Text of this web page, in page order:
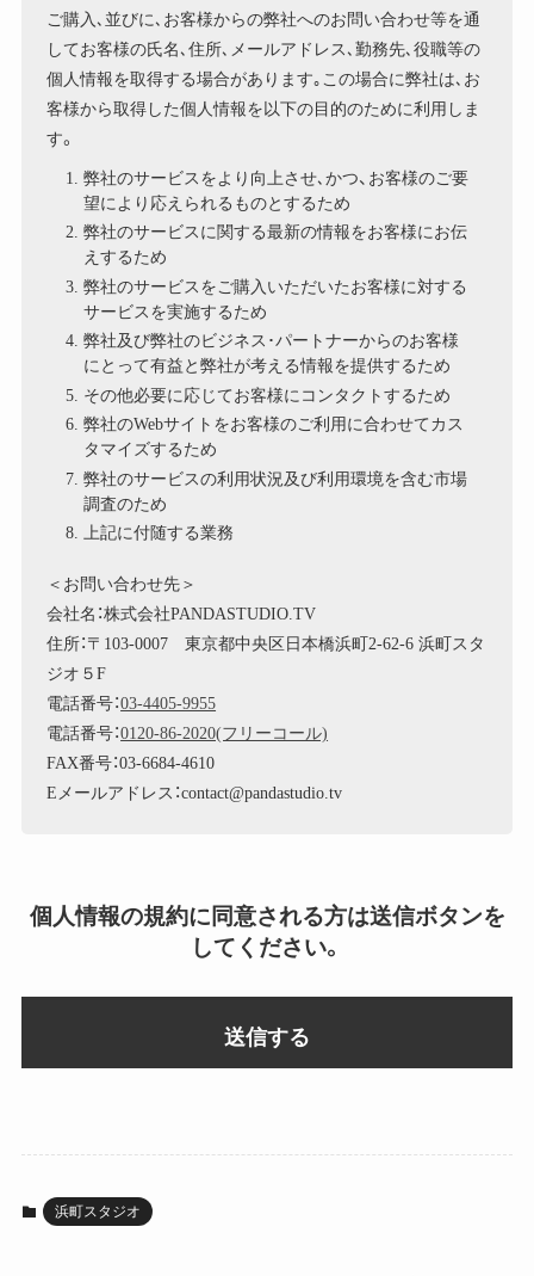
ご購入､並びに､お客様からの弊社へのお問い合わせ等を通
してお客様の氏名､住所､メールアドレス､勤務先､役職等の
個人情報を取得する場合があります｡この場合に弊社は､お
客様から取得した個人情報を以下の目的のために利用しま
す。
弊社のサービスをより向上させ､かつ、お客様のご要
望により応えられるものとするため
弊社のサービスに関する最新の情報をお客様にお伝
えするため
弊社のサービスをご購入いただいたお客様に対する
サービスを実施するため
弊社及び弊社のビジネス･パートナーからのお客様
にとって有益と弊社が考える情報を提供するため
その他必要に応じてお客様にコンタクトするため
弊社のWebサイトをお客様のご利用に合わせてカス
タマイズするため
弊社のサービスの利用状況及び利用環境を含む市場
調査のため
上記に付随する業務
＜お問い合わせ先＞
会社名：株式会社PANDASTUDIO.TV
住所：〒103-0007 東京都中央区日本橋浜町2-62-6 浜町スタ
ジオ５F
電話番号：03-4405-9955
電話番号：0120-86-2020(フリーコール)
FAX番号：03-6684-4610
Eメールアドレス：contact@pandastudio.tv
個人情報の規約に同意される方は送信ボタンを
してください。
浜町スタジオ